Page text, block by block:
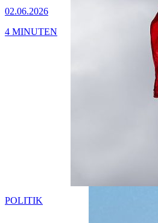
02.06.2026
4 MINUTEN
POLITIK